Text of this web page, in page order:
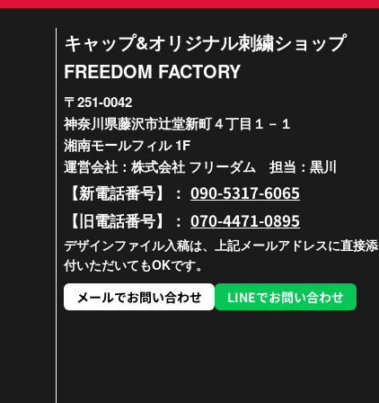
キャップ&オリジナル刺繍ショップ
FREEDOM FACTORY
〒251-0042
神奈川県藤沢市辻堂新町４丁目１－１
湘南モールフィル 1F
運営会社：株式会社 フリーダム 担当：黒川
【新電話番号】：090-5317-6065
【旧電話番号】：070-4471-0895
デザインファイル入稿は、上記メールアドレスに直接添
付いただいてもOKです。
メールでお問い合わせ
LINEでお問い合わせ